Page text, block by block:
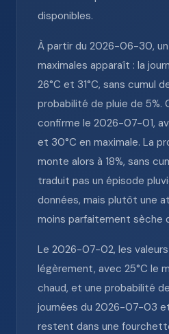
disponibles.
À partir du 2026-06-30,
maximales apparaît : la
26°C et 31°C, sans cumul
probabilité de pluie de 5%.
confirme le 2026-07-01,
et 30°C en maximale. La
monte alors à 18%, sans
traduit pas un épisode
données, mais plutôt une
moins parfaitement sèche
Le 2026-07-02, les
légèrement, avec 25°C le
chaud, et une probabilité
journées du 2026-07-03
restent dans une